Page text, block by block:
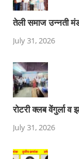
तेली समाज उन्नती
July 31, 2026
रोटरी क्लब वेंगुर्ला व
July 31, 2026